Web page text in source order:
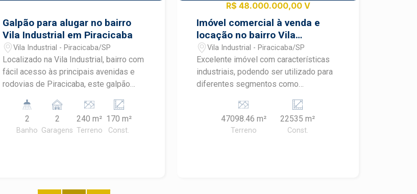
Galpão para alugar no bairro
Vila Industrial em Piracicaba
Vila Industrial - Piracicaba/SP
Localizado na Vila Industrial, bairro com
fácil acesso às principais avenidas e
rodovias de Piracicaba, este galpão
estrutura versátil e funcional para
empresas de diversos segmentos. O
imóvel possui 170 m² de área
2
Banho
2
Garagens
240 m²
Terreno
170 m²
Const.
R$ 48.000.000,00 V
Imóvel comercial à venda e
locação no bairro Vila
Industrial
Vila Industrial - Piracicaba/SP
Excelente imóvel com características
industriais, podendo ser utilizado para
diferentes segmentos como
transportadoras, indústrias,
montadoras, complexos de lazer,
parques temáticos e empreendimentos
47098.46 m²
Terreno
22535 m²
Const.